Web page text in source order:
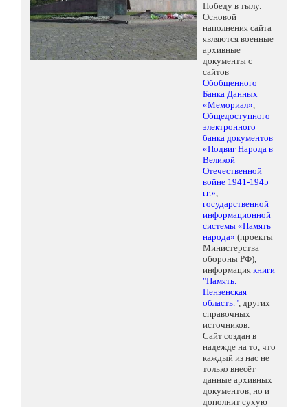
Победу в тылу.
Основой
наполнения сайта
являются военные
архивные
документы с
сайтов
Обобщенного
Банка Данных
«Мемориал»,
Общедоступного
электронного
банка документов
«Подвиг Народа в
Великой
Отечественной
войне 1941-1945
гг.»,
государственной
информационной
системы «Память
народа» (проекты
Министерства
обороны РФ),
информация книги
"Память.
Пензенская
область.", других
справочных
источников.
Сайт создан в
надежде на то, что
каждый из нас не
только внесёт
данные архивных
документов, но и
дополнит сухую